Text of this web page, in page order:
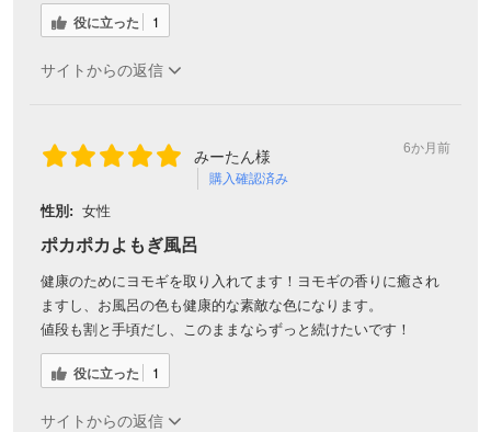
役に立った 1
サイトからの返信
みーたん様
購入確認済み
6か月前
性別: 女性
ポカポカよもぎ風呂
健康のためにヨモギを取り入れてます！ヨモギの香りに癒され
ますし、お風呂の色も健康的な素敵な色になります。
値段も割と手頃だし、このままならずっと続けたいです！
役に立った 1
サイトからの返信